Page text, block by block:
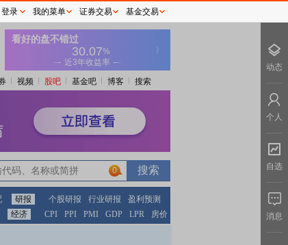
视频 股吧 基金吧 博客 搜索
0
研报 个股研报 行业研报
盈利预测
经济 CPI PPI PMI GDP LPR 房价
登录 我的菜单 证券交易 基金交易
动态
个人
自选
消息